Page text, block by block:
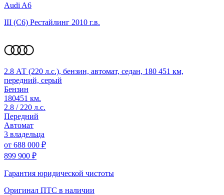
Audi A6
III (C6) Рестайлинг 2010 г.в.
2.8 АТ (220 л.с.), бензин, автомат, седан, 180 451 км,
передний, серый
Бензин
180451 км.
2.8 / 220 л.с.
Передний
Автомат
3 владельца
от 688 000 ₽
899 900 ₽
Гарантия юридической чистоты
Оригинал ПТС в наличии